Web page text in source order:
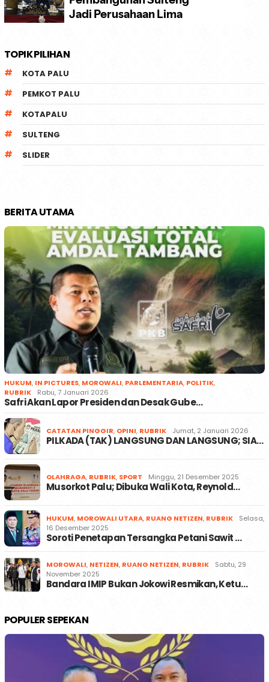
TOPIK PILIHAN
KOTA PALU
PEMKOT PALU
KOTAPALU
SULTENG
SLIDER
BERITA UTAMA
HUKUM, IN PICTURES, MOROWALI, PARLEMENTARIA, POLITIK,
RUBRIK
Rabu, 7 Januari 2026
Safri Akan Lapor Presiden dan Desak Gube…
CATATAN PINGGIR, OPINI, RUBRIK Jumat, 2 Januari 2026
PILKADA (TAK) LANGSUNG DAN LANGSUNG; SIA…
OLAHRAGA, RUBRIK, SPORT Minggu, 21 Desember 2025
Musorkot Palu; Dibuka Wali Kota, Reynold…
HUKUM, MOROWALI UTARA, RUANG NETIZEN, RUBRIK
Selasa,
16 Desember 2025
Soroti Penetapan Tersangka Petani Sawit …
MOROWALI, NETIZEN, RUANG NETIZEN, RUBRIK
Sabtu, 29
November 2025
Bandara IMIP Bukan Jokowi Resmikan, Ketu…
POPULER SEPEKAN